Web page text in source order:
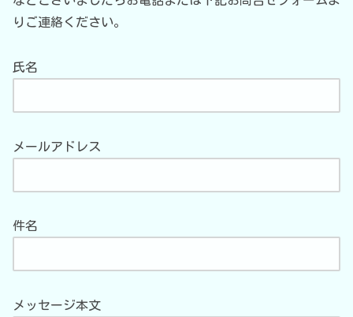
りご連絡ください。
氏名
メールアドレス
件名
メッセージ本文